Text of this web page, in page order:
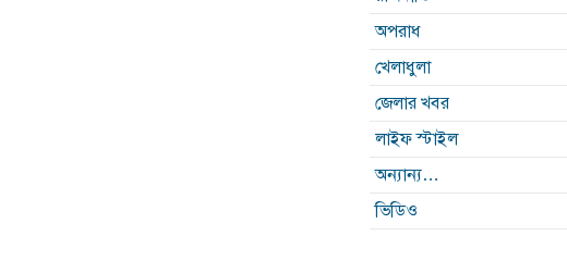
অপরাধ
খেলাধুলা
জেলার খবর
লাইফ স্টাইল
অন্যান্য…
ভিডিও